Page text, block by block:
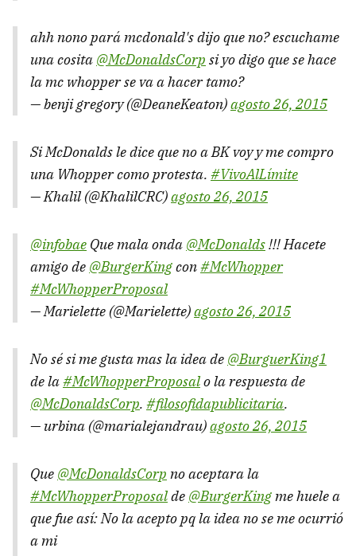
ahh nono pará mcdonald's dijo que no? escuchame
una cosita @McDonaldsCorp si yo digo que se hace
la mc whopper se va a hacer tamo?
— benji gregory (@DeaneKeaton)agosto 26, 2015
Si McDonalds le dice que no a BK voy y me compro
una Whopper como protesta. #VivoAlLímite
— Khalil (@KhalilCRC)agosto 26, 2015
@infobae Que mala onda @McDonalds!!! Hacete
amigo de @BurgerKingcon#McWhopper
#McWhopperProposal
— Marielette (@Marielette)agosto 26, 2015
No sé si me gusta mas la idea de @BurguerKing1
de la#McWhopperProposalo la respuesta de
@McDonaldsCorp. #filosofidapublicitaria.
— urbina (@marialejandrau)agosto 26, 2015
Que @McDonaldsCorp no aceptara la
#McWhopperProposalde @BurgerKingme huele a
que fue así: No la acepto pq la idea no se me ocurrió
a mi